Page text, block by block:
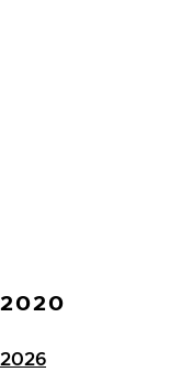
2020
2026